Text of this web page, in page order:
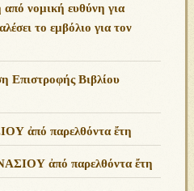
νομική ευθύνη για
το εμβόλιο για τον
Επιστροφής Βιβλίου
ἀπό παρελθόντα ἔτη
ἀπό παρελθόντα ἔτη